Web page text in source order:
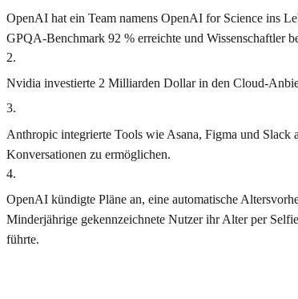
OpenAI hat ein Team namens OpenAI for Science ins
GPQA-Benchmark 92 % erreichte und Wissenschaftler
2.
Nvidia investierte 2 Milliarden Dollar in den Cloud-
3.
Anthropic integrierte Tools wie Asana, Figma und
Konversationen zu ermöglichen.
4.
OpenAI kündigte Pläne an, eine automatische
Minderjährige gekennzeichnete Nutzer ihr Alter per
führte.